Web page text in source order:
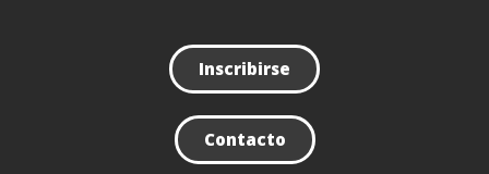
Inscribirse
Contacto